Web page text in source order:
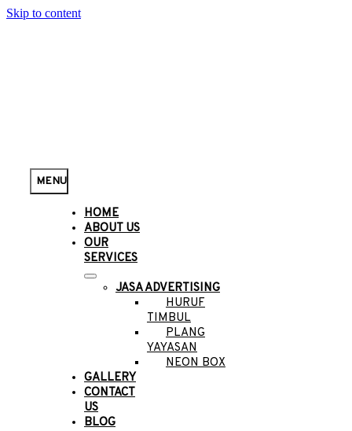
Skip to content
MENU
HOME
ABOUT US
OUR
SERVICES
JASA ADVERTISING
HURUF
TIMBUL
PLANG
YAYASAN
NEON BOX
GALLERY
CONTACT
US
BLOG